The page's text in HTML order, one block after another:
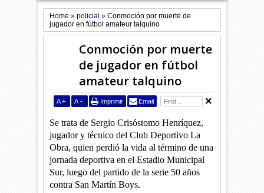
Home »policial »Conmoción por muerte de
jugador en fútbol amateur talquino
Conmoción por muerte
de jugador en fútbol
amateur talquino
A + A - Imprimir Email
Se trata de Sergio Crisóstomo Henríquez,
jugador y técnico delClub Deportivo La
Obra, quien perdió la vida al término de una
jornada deportiva en el Estadio Municipal
Sur, luego del partido de la serie 50 años
contra San Martín Boys.